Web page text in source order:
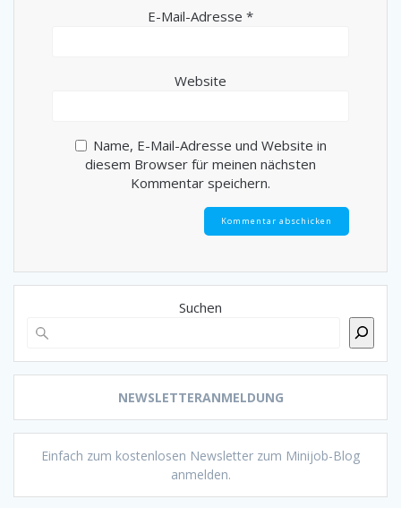
E-Mail-Adresse *
Website
Name, E-Mail-Adresse und Website in
diesem Browser für meinen nächsten
Kommentar speichern.
Suchen
NEWSLETTERANMELDUNG
Einfach zum kostenlosen Newsletter zum Minijob-Blog
anmelden.